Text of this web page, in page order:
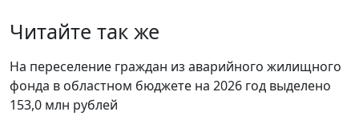
Читайте так же
На переселение граждан из аварийного жилищного
фонда в областном бюджете на 2026 год выделено
153,0 млн рублей